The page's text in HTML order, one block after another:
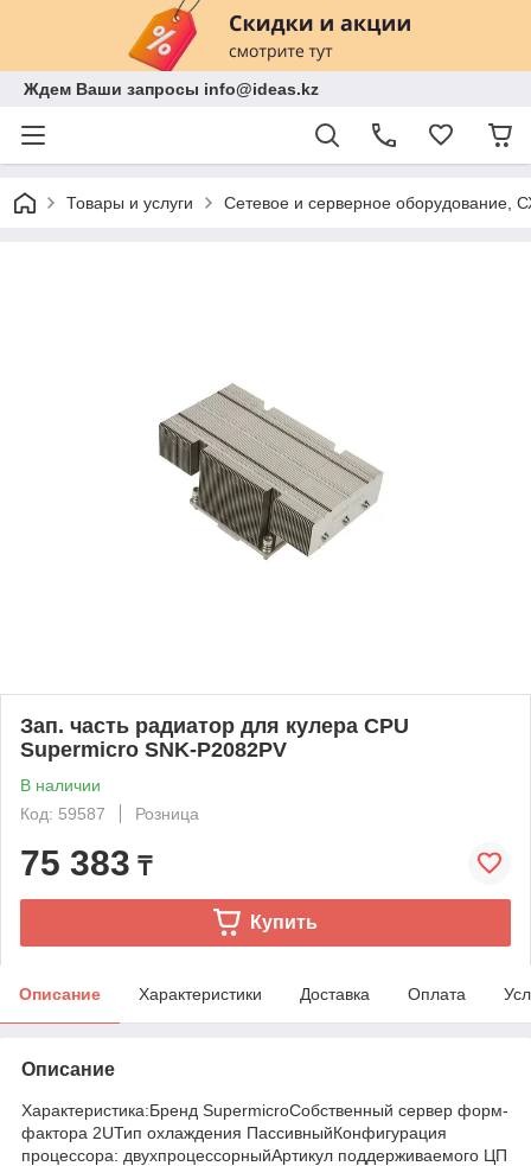
Ждем Ваши запросы info@ideas.kz
Товары и услуги Сетевое и серверное оборудование,
Зап. часть радиатор для кулера CPU
Supermicro SNK-P2082PV
В наличии
Код: 59587
Розница
75 383 ₸
Купить
Описание Характеристики Доставка Оплата
Описание
Характеристика:Бренд SupermicroСобственный сервер форм-
фактора 2UТип охлаждения ПассивныйКонфигурация
процессора: двухпроцессорныйАртикул поддерживаемого ЦП